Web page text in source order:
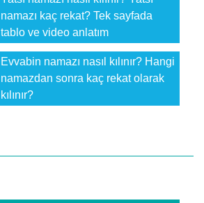
namazı kaç rekat? Tek sayfada
tablo ve video anlatım
Evvabin namazı nasıl kılınır? Hangi
namazdan sonra kaç rekat olarak
kılınır?